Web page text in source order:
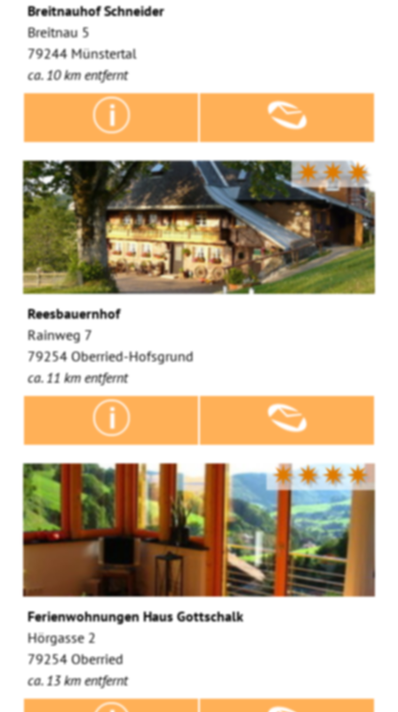
Breitnauhof Schneider
Breitnau 5
79244 Münstertal
ca. 10 km entfernt
✷✷✷
Reesbauernhof
Rainweg 7
79254 Oberried-Hofsgrund
ca. 11 km entfernt
✷✷✷✷
Ferienwohnungen Haus Gottschalk
Hörgasse 2
79254 Oberried
ca. 13 km entfernt